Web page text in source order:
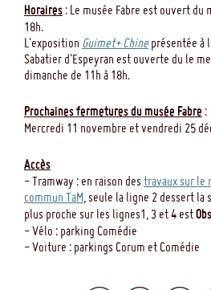
Horaires : Le musée Fabre est ouvert du
18h.
L'exposition Guimet+ Chineprésentée à
Sabatier d'Espeyran est ouverte du le
dimanche de 11h à 18h.
Prochaines fermetures du musée Fabre :
Mercredi 11 novembre et vendredi 25
Accès
- Tramway : en raison des travaux sur le
commun TaM , seule la ligne 2 dessert la
plus proche sur les lignes1, 3 et 4 est
- Vélo : parking Comédie
- Voiture : parkings Corum et Comédie